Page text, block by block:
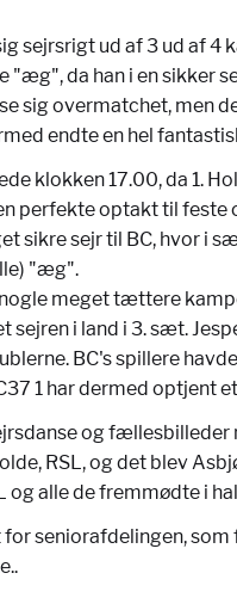
sejrsrigt ud af 3 ud af
"æg", da han i en sikker
sig overmatchet, men
endte en hel
klokken 17.00, da 1.
perfekte optakt til feste
sikre sejr til BC, hvor i
"æg".
meget tættere
sejren i land i 3. sæt.
BC's spillere
1 har dermed optjent
og
RSL, og det blev
og alle de fremmødte i
seniorafdelingen,